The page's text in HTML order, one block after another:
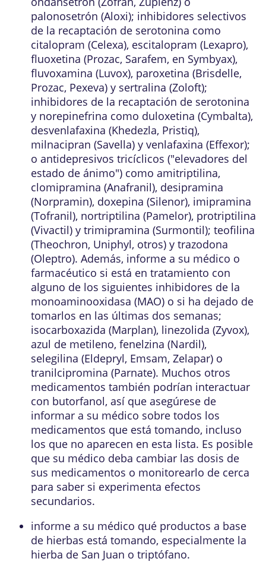
palonosetrón (Aloxi); inhibidores selectivos
de la recaptación de serotonina como
citalopram (Celexa), escitalopram (Lexapro),
fluoxetina (Prozac, Sarafem, en Symbyax),
fluvoxamina (Luvox), paroxetina (Brisdelle,
Prozac, Pexeva) y sertralina (Zoloft);
inhibidores de la recaptación de serotonina
y norepinefrina como duloxetina (Cymbalta),
desvenlafaxina (Khedezla, Pristiq),
milnacipran (Savella) y venlafaxina (Effexor);
o antidepresivos tricíclicos ("elevadores del
estado de ánimo") como amitriptilina,
clomipramina (Anafranil), desipramina
(Norpramin), doxepina (Silenor), imipramina
(Tofranil), nortriptilina (Pamelor), protriptilina
(Vivactil) y trimipramina (Surmontil); teofilina
(Theochron, Uniphyl, otros) y trazodona
(Oleptro). Además, informe a su médico o
farmacéutico si está en tratamiento con
alguno de los siguientes inhibidores de la
monoaminooxidasa (MAO) o si ha dejado de
tomarlos en las últimas dos semanas;
isocarboxazida (Marplan), linezolida (Zyvox),
azul de metileno, fenelzina (Nardil),
selegilina (Eldepryl, Emsam, Zelapar) o
tranilcipromina (Parnate). Muchos otros
medicamentos también podrían interactuar
con butorfanol, así que asegúrese de
informar a su médico sobre todos los
medicamentos que está tomando, incluso
los que no aparecen en esta lista. Es posible
que su médico deba cambiar las dosis de
sus medicamentos o monitorearlo de cerca
para saber si experimenta efectos
secundarios.
informe a su médico qué productos a base
de hierbas está tomando, especialmente la
hierba de San Juan o triptófano.